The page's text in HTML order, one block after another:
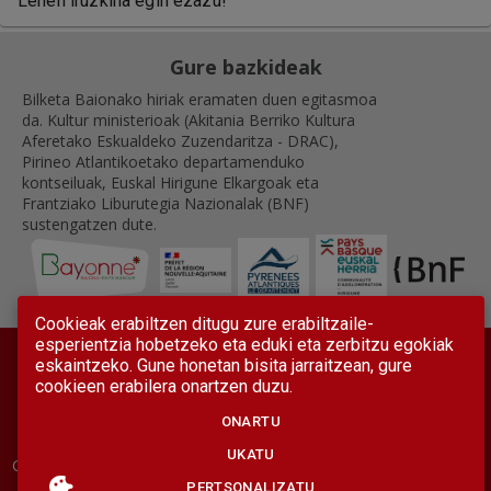
Gure bazkideak
Bilketa Baionako hiriak eramaten duen egitasmoa
da. Kultur ministerioak (Akitania Berriko Kultura
Aferetako Eskualdeko Zuzendaritza - DRAC),
Pirineo Atlantikoetako departamenduko
kontseiluak, Euskal Hirigune Elkargoak eta
Frantziako Liburutegia Nazionalak (BNF)
sustengatzen dute.
Erabilpen arau orokorrak
Gurekin harremanetan jarri
Berripapera
Cookieak erabiltzen ditugu zure erabiltzaile-
esperientzia hobetzeko eta eduki eta zerbitzu egokiak
eskaintzeko. Gune honetan bisita jarraitzean, gure
cookieen erabilera onartzen duzu.
ONARTU
UKATU
PERTSONALIZATU